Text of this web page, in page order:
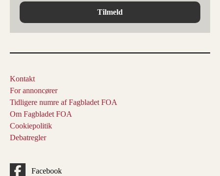
Tilmeld
Kontakt
For annoncører
Tidligere numre af Fagbladet FOA
Om Fagbladet FOA
Cookiepolitik
Debatregler
Facebook